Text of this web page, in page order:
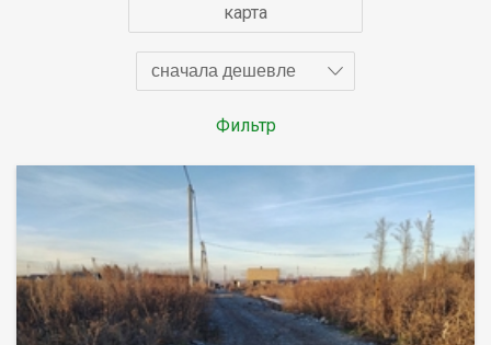
карта
сначала дешевле
Фильтр